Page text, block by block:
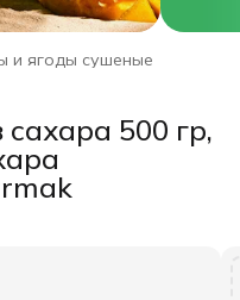
и ягоды сушеные
500 гр,